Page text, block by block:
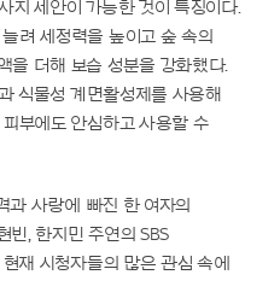
지 세안이 가능한 것이 특징이다.
려 세정력을 높이고 숲 속의
을 더해 보습 성분을 강화했다.
식물성 계면활성제를 사용해
부에도 안심하고 사용할 수
과 사랑에 빠진 한 여자의
빈, 한지민 주연의 SBS
재 시청자들의 많은 관심 속에